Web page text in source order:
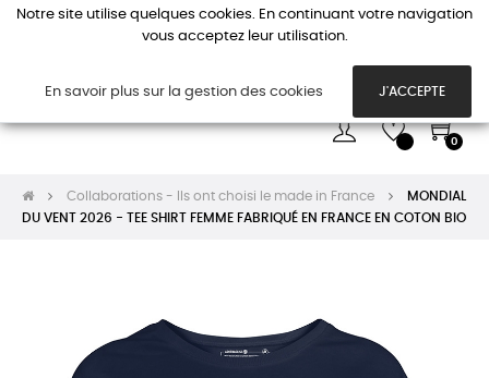
la
0
Collaborations - Ils ont choisi le made in France
MONDIAL
DU VENT 2026 - TEE SHIRT FEMME FABRIQUÉ EN FRANCE EN COTON BIO
Notre site utilise quelques cookies. En continuant votre navigation
vous acceptez leur utilisation.
En savoir plus sur la gestion des cookies J'ACCEPTE